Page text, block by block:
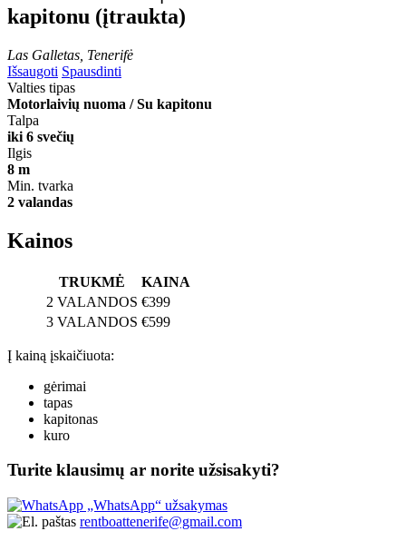
kapitonu (įtraukta)
Las Galletas, Tenerifė
Išsaugoti Spausdinti
Valties tipas
Motorlaivių nuoma / Su kapitonu
Talpa
iki 6 svečių
Ilgis
8 m
Min. tvarka
2 valandas
Kainos
TRUKMĖ
KAINA
2 VALANDOS €399
3 VALANDOS €599
Į kainą įskaičiuota:
gėrimai
tapas
kapitonas
kuro
Turite klausimų ar norite užsisakyti?
„WhatsApp“ užsakymas
rentboattenerife@gmail.com